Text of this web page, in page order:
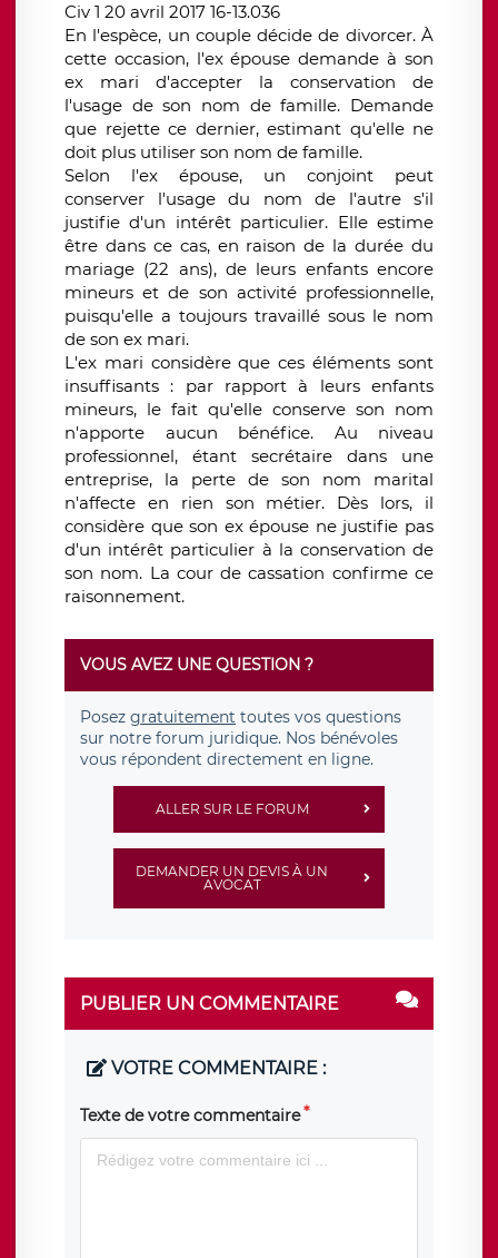
Civ 1 20 avril 2017 16-13.036
En l'espèce, un couple décide de divorcer. À
cette occasion, l'ex épouse demande à son
ex mari d'accepter la conservation de
l'usage de son nom de famille. Demande
que rejette ce dernier, estimant qu'elle ne
doit plus utiliser son nom de famille.
Selon l'ex épouse, un conjoint peut
conserver l'usage du nom de l'autre s'il
justifie d'un intérêt particulier. Elle estime
être dans ce cas, en raison de la durée du
mariage (22 ans), de leurs enfants encore
mineurs et de son activité professionnelle,
puisqu'elle a toujours travaillé sous le nom
de son ex mari.
L'ex mari considère que ces éléments sont
insuffisants : par rapport à leurs enfants
mineurs, le fait qu'elle conserve son nom
n'apporte aucun bénéfice. Au niveau
professionnel, étant secrétaire dans une
entreprise, la perte de son nom marital
n'affecte en rien son métier. Dès lors, il
considère que son ex épouse ne justifie pas
d'un intérêt particulier à la conservation de
son nom. La cour de cassation confirme ce
raisonnement.
VOUS AVEZ UNE QUESTION ?
Posez gratuitement toutes vos questions
sur notre forum juridique. Nos bénévoles
vous répondent directement en ligne.
ALLER SUR LE FORUM
DEMANDER UN DEVIS À UN
AVOCAT
PUBLIER UN COMMENTAIRE
VOTRE COMMENTAIRE :
Texte de votre commentaire